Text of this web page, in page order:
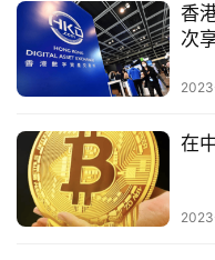
香
次
在